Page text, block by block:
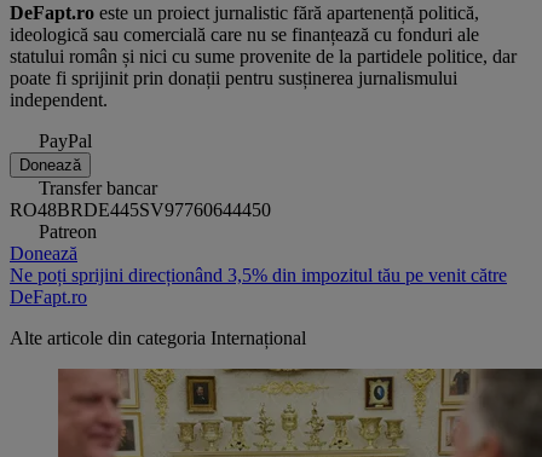
DeFapt.ro este un proiect jurnalistic fără apartenență politică,
ideologică sau comercială care nu se finanțează cu fonduri ale
statului român și nici cu sume provenite de la partidele politice, dar
poate fi sprijinit prin donații pentru susținerea jurnalismului
independent.
PayPal
Donează
Transfer bancar
RO48BRDE445SV97760644450
Patreon
Donează
Ne poți sprijini direcționând 3,5% din impozitul tău pe venit către
DeFapt.ro
Alte articole din categoria Internațional